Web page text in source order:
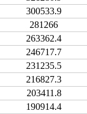
300533.9
281266
263362.4
246717.7
231235.5
216827.3
203411.8
190914.4